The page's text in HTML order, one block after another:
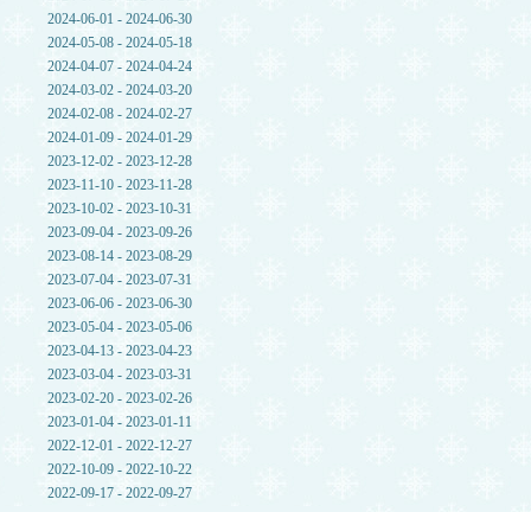
2024-06-01 - 2024-06-30
2024-05-08 - 2024-05-18
2024-04-07 - 2024-04-24
2024-03-02 - 2024-03-20
2024-02-08 - 2024-02-27
2024-01-09 - 2024-01-29
2023-12-02 - 2023-12-28
2023-11-10 - 2023-11-28
2023-10-02 - 2023-10-31
2023-09-04 - 2023-09-26
2023-08-14 - 2023-08-29
2023-07-04 - 2023-07-31
2023-06-06 - 2023-06-30
2023-05-04 - 2023-05-06
2023-04-13 - 2023-04-23
2023-03-04 - 2023-03-31
2023-02-20 - 2023-02-26
2023-01-04 - 2023-01-11
2022-12-01 - 2022-12-27
2022-10-09 - 2022-10-22
2022-09-17 - 2022-09-27